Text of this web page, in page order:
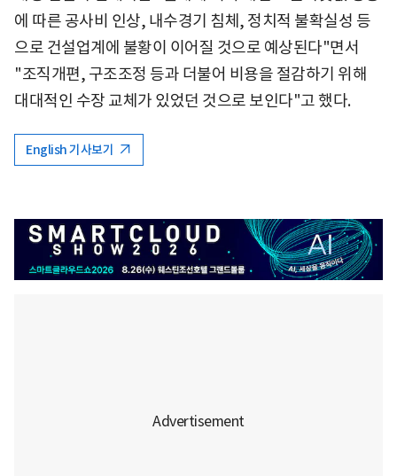
에 따른 공사비 인상, 내수경기 침체, 정치적 불확실성 등
으로 건설업계에 불황이 이어질 것으로 예상된다"면서
"조직개편, 구조조정 등과 더불어 비용을 절감하기 위해
대대적인 수장 교체가 있었던 것으로 보인다"고 했다.
English 기사보기